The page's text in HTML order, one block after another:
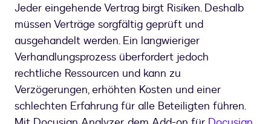
Jeder eingehende Vertrag birgt Risiken. Deshalb
müssen Verträge sorgfältig geprüft und
ausgehandelt werden. Ein langwieriger
Verhandlungsprozess überfordert jedoch
rechtliche Ressourcen und kann zu
Verzögerungen, erhöhten Kosten und einer
schlechten Erfahrung für alle Beteiligten führen.